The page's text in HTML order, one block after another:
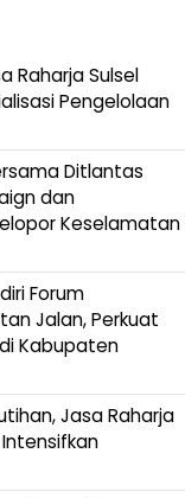
Raharja Sulsel
Pengelolaan
Ditlantas
dan
Keselamatan
Forum
Jalan, Perkuat
Kabupaten
Jasa Raharja